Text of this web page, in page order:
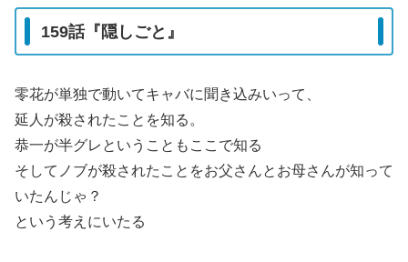
159話『隠しごと』
零花が単独で動いてキャバに聞き込みいって、
延人が殺されたことを知る。
恭一が半グレということもここで知る
そしてノブが殺されたことをお父さんとお母さんが知って
いたんじゃ？
という考えにいたる